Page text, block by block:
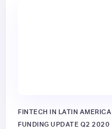
FINTECH IN LATIN AMERICA
FUNDING UPDATE Q2 2020